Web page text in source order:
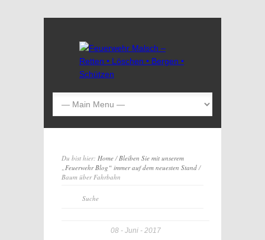
Du bist hier: Home/Bleiben Sie mit unserem
„Feuerwehr Blog“ immer auf dem neuesten Stand/
Baum über Fahrbahn
08 Juni 2017